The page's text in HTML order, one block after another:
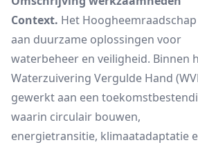
Context. Het
aan duurzame oplossingen voor
waterbeheer en veiligheid. Binnen
Waterzuivering Vergulde Hand
gewerkt aan een
waarin circulair bouwen,
energietransitie, klimaatadaptatie